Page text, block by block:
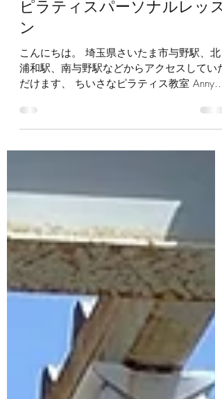
6月2日
ピラティスパーソナルレッス
ン
こんにちは。 埼玉県さいたま市与野駅、北
浦和駅、南与野駅などからアクセスしていた
お知らせいたします。 ●キャンセル料金の規
定を変更いたします 自宅スタジオでのピラ
ティスマシン(リフォーマー＆チェア)を使っ
たレッスンを開始いたしました。 ひとつの
場所で、過緊張を和らげる動きから、アドバ
ンスなエクササイズまで、より多様な選択肢
の中から、レッスンをご提供することが可能
となります。 ●キャンセル料金の規定を変更
いたします 現在まで、キャンセルの場合に
はスタジオ代実費のみをいただいておりまし
たが、レッスンの準備にかかる時間や機会損
失の観点より、2026年2月より、当日キャン
セルはレッスン料の100%をお支払いいただ
くよう変更いたします。また、これまで通